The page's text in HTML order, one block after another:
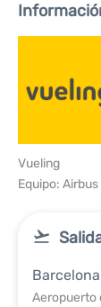
Vueling
Equipo:
Aeropuerto